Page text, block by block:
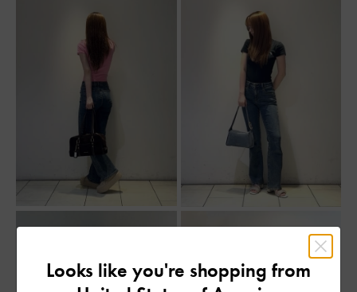
Looks like you're shopping from